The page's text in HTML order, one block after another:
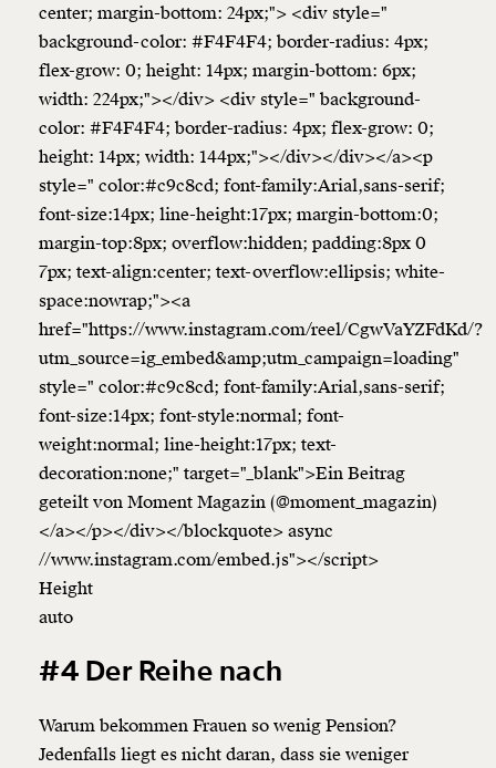
center; margin-bottom: 24px;"> <div style="
background-color: #F4F4F4; border-radius: 4px;
flex-grow: 0; height: 14px; margin-bottom: 6px;
width: 224px;"></div> <div style=" background-
color: #F4F4F4; border-radius: 4px; flex-grow: 0;
height: 14px; width: 144px;"></div></div></a><p
style=" color:#c9c8cd; font-family:Arial,sans-serif;
font-size:14px; line-height:17px; margin-bottom:0;
margin-top:8px; overflow:hidden; padding:8px 0
7px; text-align:center; text-overflow:ellipsis; white-
space:nowrap;"><a
href="https://www.instagram.com/reel/CgwVaYZFdKd/?
utm_source=ig_embed&amp;utm_campaign=loading"
style=" color:#c9c8cd; font-family:Arial,sans-serif;
font-size:14px; font-style:normal; font-
weight:normal; line-height:17px; text-
decoration:none;" target="_blank">Ein Beitrag
geteilt von Moment Magazin (@moment_magazin)
</a></p></div></blockquote> async
//www.instagram.com/embed.js"></script>
Height
auto
#4 Der Reihe nach
Warum bekommen Frauen so wenig Pension?
Jedenfalls liegt es nicht daran, dass sie weniger